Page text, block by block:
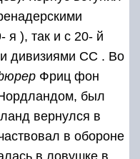
я ), так и с 20- й
дивизиями СС . Во
Фриц фон
был
вернулся в
в обороне
в ловушке в